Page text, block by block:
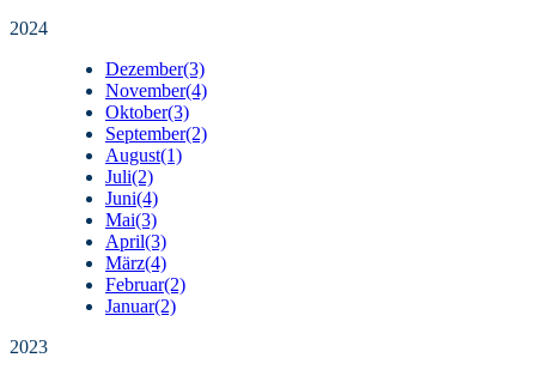
2024
Dezember(3)
November(4)
Oktober(3)
September(2)
August(1)
Juli(2)
Juni(4)
Mai(3)
April(3)
März(4)
Februar(2)
Januar(2)
2023